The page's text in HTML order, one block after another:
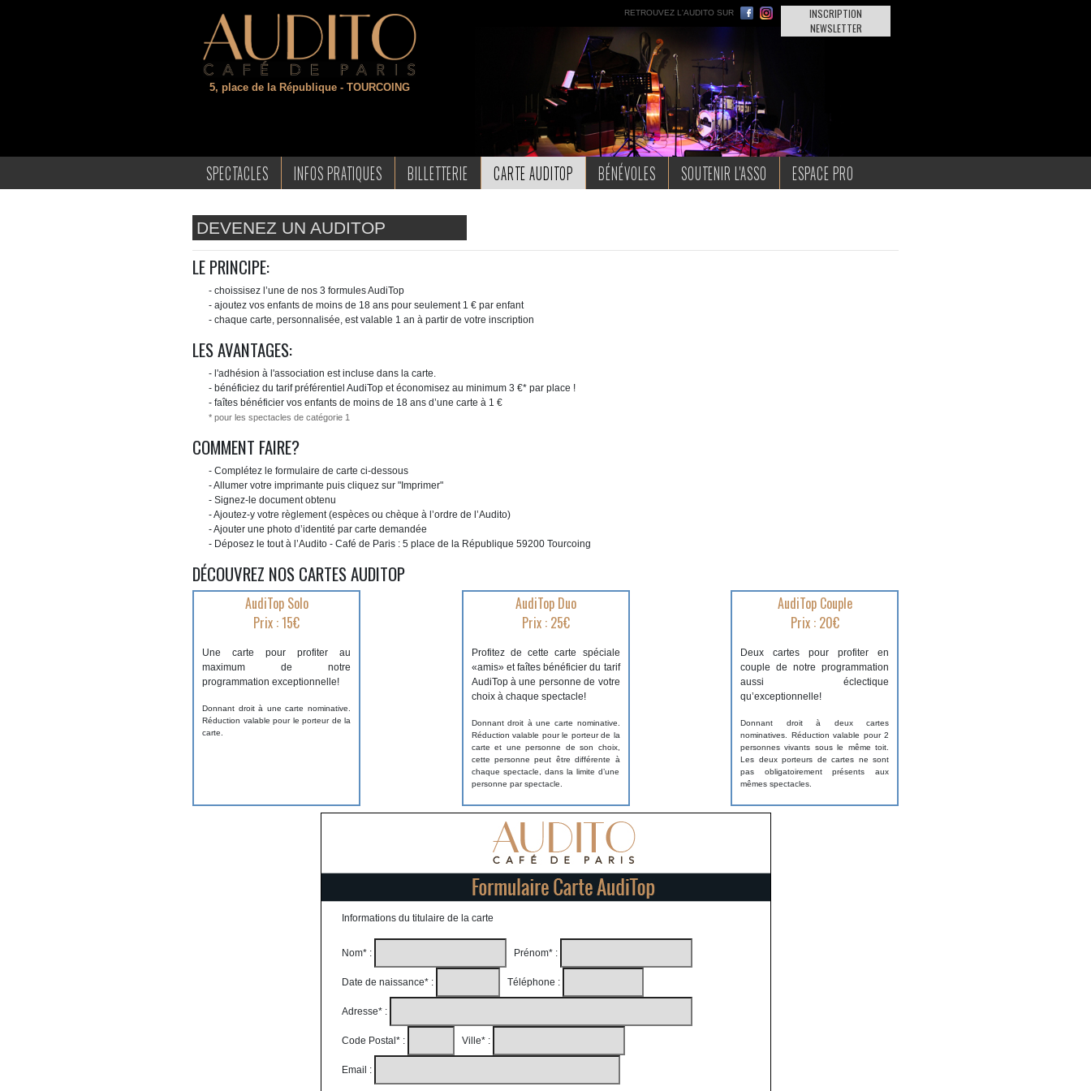
5, place de la République - TOURCOING
INSCRIPTION
NEWSLETTER
SPECTACLES INFOS PRATIQUES BILLETTERIE CARTE AUDITOP BÉNÉVOLES SOUTENIR L'ASSO ESPACE PRO
DEVENEZ UN AUDITOP
LE PRINCIPE:
- choissisez l’une de nos 3 formules AudiTop
- ajoutez vos enfants de moins de 18 ans pour seulement 1 € par enfant
- chaque carte, personnalisée, est valable 1 an à partir de votre inscription
LES AVANTAGES:
- l'adhésion à l'association est incluse dans la carte.
- bénéficiez du tarif préférentiel AudiTop et économisez au minimum 3 €* par place !
- faîtes bénéficier vos enfants de moins de 18 ans d’une carte à 1 €
* pour les spectacles de catégorie 1
COMMENT FAIRE?
- Complétez le formulaire de carte ci-dessous
- Allumer votre imprimante puis cliquez sur "Imprimer"
- Signez-le document obtenu
- Ajoutez-y votre règlement (espèces ou chèque à l’ordre de l’Audito)
- Ajouter une photo d’identité par carte demandée
- Déposez le tout à l’Audito - Café de Paris : 5 place de la République 59200 Tourcoing
DÉCOUVREZ NOS CARTES AUDITOP
AudiTop Solo
Prix : 15€
Une carte pour profiter au
maximum de notre
programmation exceptionnelle!
Donnant droit à une carte nominative.
Réduction valable pour le porteur de la
carte.
AudiTop Duo
Prix : 25€
Profitez de cette carte spéciale
«amis» et faîtes bénéficier du tarif
AudiTop à une personne de votre
choix à chaque spectacle!
Donnant droit à une carte nominative.
Réduction valable pour le porteur de la
carte et une personne de son choix,
cette personne peut être différente à
chaque spectacle, dans la limite d’une
personne par spectacle.
AudiTop Couple
Prix : 20€
Deux cartes pour profiter en
couple de notre programmation
aussi éclectique
qu’exceptionnelle!
Donnant droit à deux cartes
nominatives. Réduction valable pour 2
personnes vivants sous le même toit.
Les deux porteurs de cartes ne sont
pas obligatoirement présents aux
mêmes spectacles.
Informations du titulaire de la carte
Nom*: Prénom*:
Date de naissance*: Téléphone :
Adresse*:
Code Postal *: Ville*:
Email :